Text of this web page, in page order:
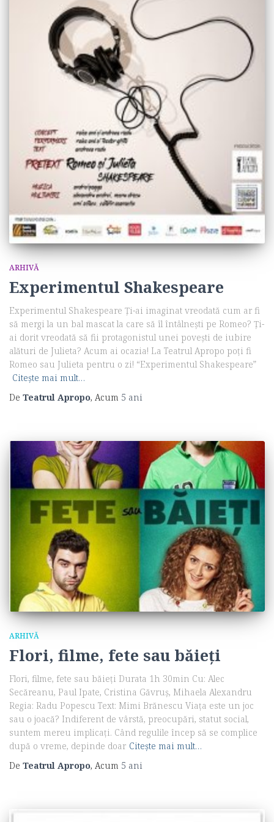
ARHIVĂ
Experimentul Shakespeare
Experimentul Shakespeare Ți-ai imaginat vreodată cum ar fi
să mergi la un bal mascat la care să îl întâlnești pe Romeo? Ți-
ai dorit vreodată să fii protagonistul unei povești de iubire
alături de Julieta? Acum ai ocazia! La Teatrul Apropo poți fi
Romeo sau Julieta pentru o zi! “Experimentul Shakespeare”
Citește mai mult…
De Teatrul Apropo, Acum 5 ani
ARHIVĂ
Flori, filme, fete sau băieți
Flori, filme, fete sau băieți Durata 1h 30min Cu: Alec
Secăreanu, Paul Ipate, Cristina Găvruş, Mihaela Alexandru
Regia: Radu Popescu Text: Mimi Brănescu Viața este un joc
sau o joacă? Indiferent de vârstă, preocupări, statut social,
suntem mereu implicați. Când regulile încep să se complice
după o vreme, depinde doar Citește mai mult…
De Teatrul Apropo, Acum 5 ani